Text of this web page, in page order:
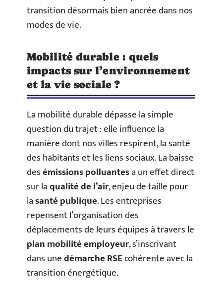
transition désormais bien ancrée dans nos
modes de vie.
Mobilité durable : quels
impacts sur l’environnement
et la vie sociale ?
La mobilité durable dépasse la simple
question du trajet : elle influence la
manière dont nos villes respirent, la santé
des habitants et les liens sociaux. La baisse
desémissions polluantesa un effet direct
sur laqualité de l’air, enjeu de taille pour
lasanté publique. Les entreprises
repensent l’organisation des
déplacements de leurs équipes à travers le
plan mobilité employeur, s’inscrivant
dans unedémarche RSEcohérente avec la
transition énergétique.